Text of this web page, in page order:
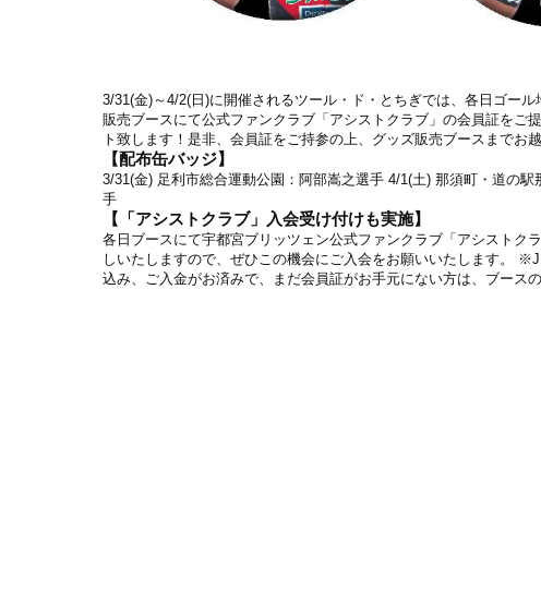
3/31(金)～4/2(日)に開催されるツール・ド・とちぎでは、各日ゴー
販売ブースにて公式ファンクラブ「アシストクラブ」の会員証をご
ト致します！是非、会員証をご持参の上、グッズ販売ブースまでお越
【配布缶バッジ】
3/31(金) 足利市総合運動公園：阿部嵩之選手 4/1(土) 那須町・道の
手
【「アシストクラブ」入会受け付けも実施】
各日ブースにて宇都宮ブリッツェン公式ファンクラブ「アシスト
しいたしますので、ぜひこの機会にご入会をお願いいたします。
込み、ご入金がお済みで、まだ会員証がお手元にない方は、ブース